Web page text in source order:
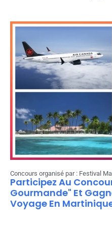
Concours organisé par : Festival
Participez Au
Gourmande" Et
Voyage En